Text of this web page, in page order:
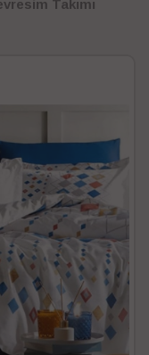
Takımı